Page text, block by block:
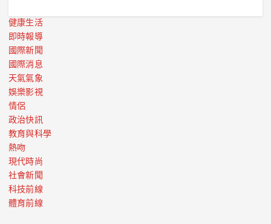
健康生活
即時報導
國際新聞
國際消息
天氣氣象
娛樂影視
情侶
政治快訊
教育與科學
熱吻
現代時尚
社會新聞
科技前線
體育前線